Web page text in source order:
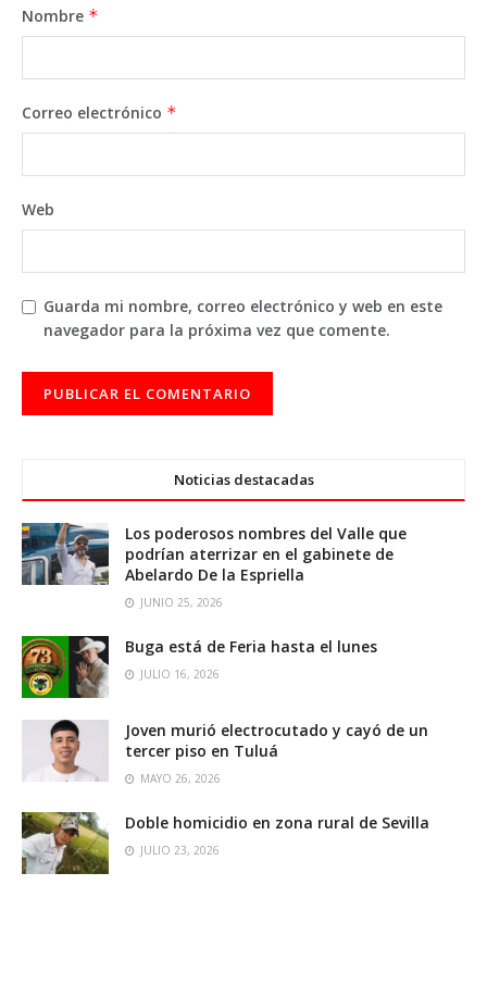
Nombre *
Correo electrónico *
Web
Guarda mi nombre, correo electrónico y web en este
navegador para la próxima vez que comente.
Noticias destacadas
Los poderosos nombres del Valle que
podrían aterrizar en el gabinete de
Abelardo De la Espriella
JUNIO 25, 2026
Buga está de Feria hasta el lunes
JULIO 16, 2026
Joven murió electrocutado y cayó de un
tercer piso en Tuluá
MAYO 26, 2026
Doble homicidio en zona rural de Sevilla
JULIO 23, 2026